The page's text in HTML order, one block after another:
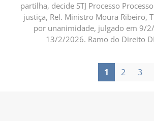
partilha, decide STJ Processo
justiça, Rel. Ministro Moura Ribeiro,
por unanimidade, julgado em 9/2/
13/2/2026. Ramo do Direito
1 2 3